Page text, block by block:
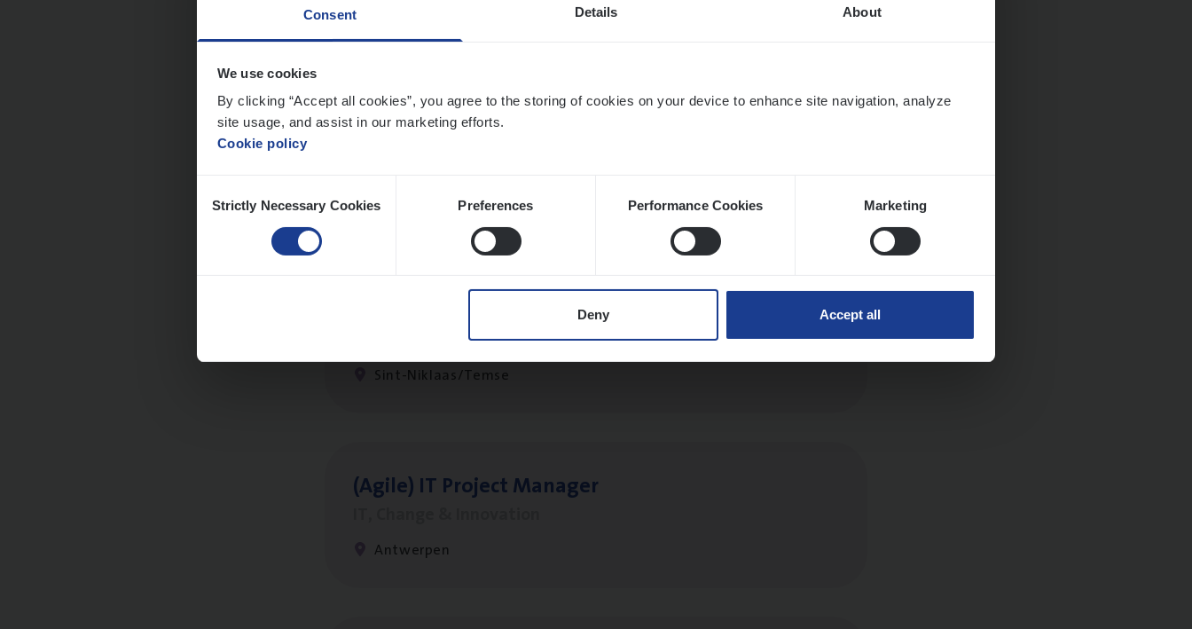
Consent Details About
We use cookies
By clicking “Accept all cookies”, you agree to the storing of cookies on your device to enhance site navigation, analyze
site usage, and assist in our marketing efforts.
Cookie policy
Selection
Strictly Necessary Cookies Preferences Performance Cookies Marketing
Deny Accept all
Busi­ness Mana­ger Mari­ne Cargo
Antwerpen
Scha­de­be­heer­der verzekeringen
Claims Management
Sint-Niklaas/Temse
(Agi­le) IT Pro­ject Manager
Antwerpen